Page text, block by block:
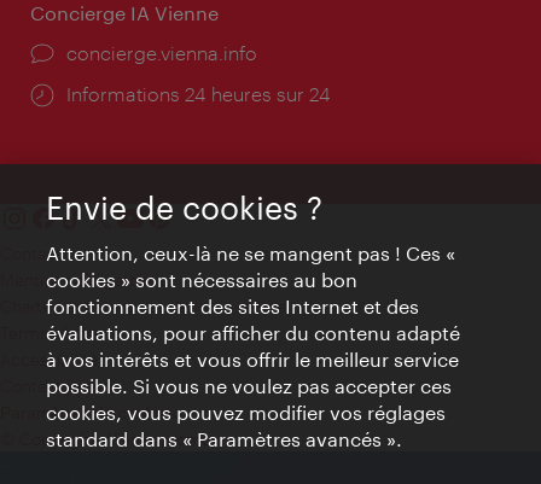
Concierge IA Vienne
Ort:
concierge.vienna.info
Öffnungszeiten:
Informations 24 heures sur 24
Contact
Mentions obligatoires
Charte sur le respect de la vie privée
Terms of Use
Accessibilité
Contact presse
Paramètres de cookies
© Copyright WienTourismus
Envie de cookies ?
Attention, ceux-là ne se mangent pas ! Ces «
cookies » sont nécessaires au bon
fonctionnement des sites Internet et des
évaluations, pour afficher du contenu adapté
à vos intérêts et vous offrir le meilleur service
possible. Si vous ne voulez pas accepter ces
cookies, vous pouvez modifier vos réglages
standard dans « Paramètres avancés ».